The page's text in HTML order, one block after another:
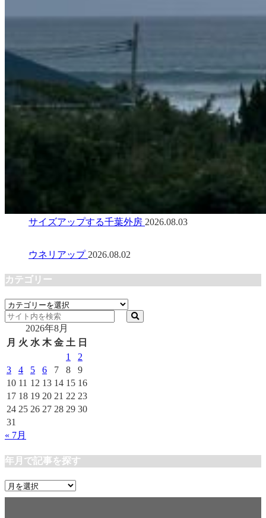
サイズアップする千葉外房 2026.08.03
ウネリアップ 2026.08.02
カテゴリー
カ
テ
リ
2026年8月
月 火 水 木 金 土 日
1
2
3
4 5 6 7 8
9
10 11 12 13 14 15 16
17 18 19 20 21 22 23
24 25 26 27 28 29 30
31
« 7月
年月で記事を探す
年
月